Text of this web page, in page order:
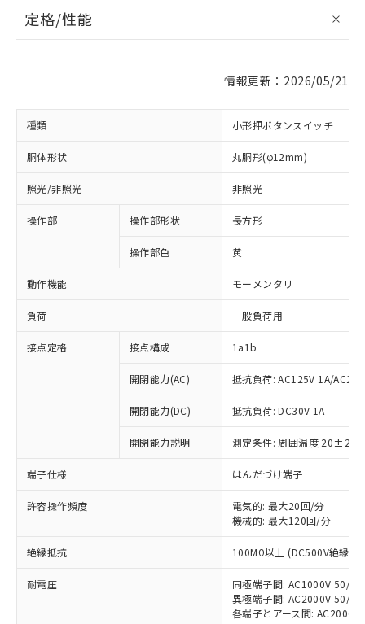
定格/性能
情報更新：2026/05/21
種類 小形押ボタンスイッチ
胴体形状 丸胴形(φ12mm)
照光/非照光 非照光
操作部 操作部形状 長方形
操作部色 黄
動作機能 モーメンタリ
負荷 一般負荷用
接点定格 接点構成 1a1b
開閉能力(AC) 抵抗負荷: AC125V 1A/
開閉能力(DC) 抵抗負荷: DC30V 1A
開閉能力説明 測定条件: 周囲温度 20±2℃
端子仕様 はんだづけ端子
許容操作頻度
電気的: 最大20回/分
機械的: 最大120回/分
絶縁抵抗 100MΩ以上 (DC500V絶縁抵
耐電圧
同極端子間: AC1000V 50/
異極端子間: AC2000V 50/
各端子とアース間:
対応済み：EU RoHS指令（10物質）の
非含有に対応した製品が提供可能な商品で
対応予定：EU RoHS指令（10物質）の非含